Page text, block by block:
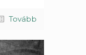
Tovább